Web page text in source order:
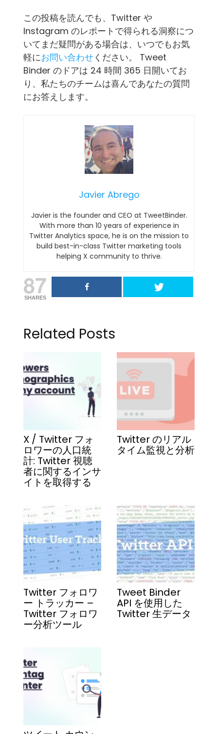
この投稿を読んでも、Twitter や
Instagram のレポートで得られる洞察につ
いてまだ疑問がある場合は、いつでもお気
軽にお問い合わせください。 Tweet
Binder のドアは 24 時間 365 日開いてお
り、私たちのチームは喜んであなたの質問
にお答えします。
Javier Abrego
Javier is the founder and CEO at TweetBinder.
With more than 10 years of experience in
Twitter Analytics space, he is on the mission to
build best-in-class Twitter marketing tools
helping X community to thrive.
87
SHARES
Related Posts
X / Twitter フォ
ロワーの人口統
計: Twitter 視聴
者に関するインサ
イトを取得する
Twitter のリアル
タイム監視と分析
Twitter フォロワ
ー トラッカー –
Twitter フォロワ
ー分析ツール
Tweet Binder
API を使用した
Twitter 生データ